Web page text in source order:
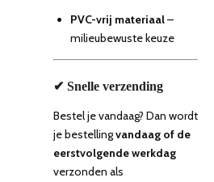
PVC-vrij materiaal–
milieubewuste keuze
✔ Snelle verzending
Bestel je vandaag? Dan wordt
je bestellingvandaag of de
eerstvolgende werkdag
verzonden als